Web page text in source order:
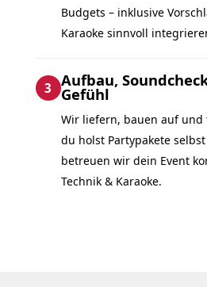
Budgets – inklusive
Karaoke sinnvoll
3 Aufbau,
Gefühl
Wir liefern, bauen auf und
du holst Partypakete
betreuen wir dein Event
Technik & Karaoke.